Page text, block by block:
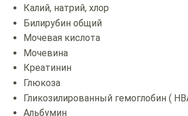
Калий, натрий, хлор
Билирубин общий
Мочевая кислота
Мочевина
Креатинин
Глюкоза
Гликозилированный гемоглобин (
Альбумин